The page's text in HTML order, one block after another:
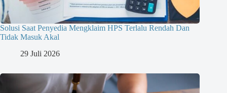
Solusi Saat Penyedia Mengklaim HPS Terlalu Rendah Dan
Tidak Masuk Akal
29 Juli 2026